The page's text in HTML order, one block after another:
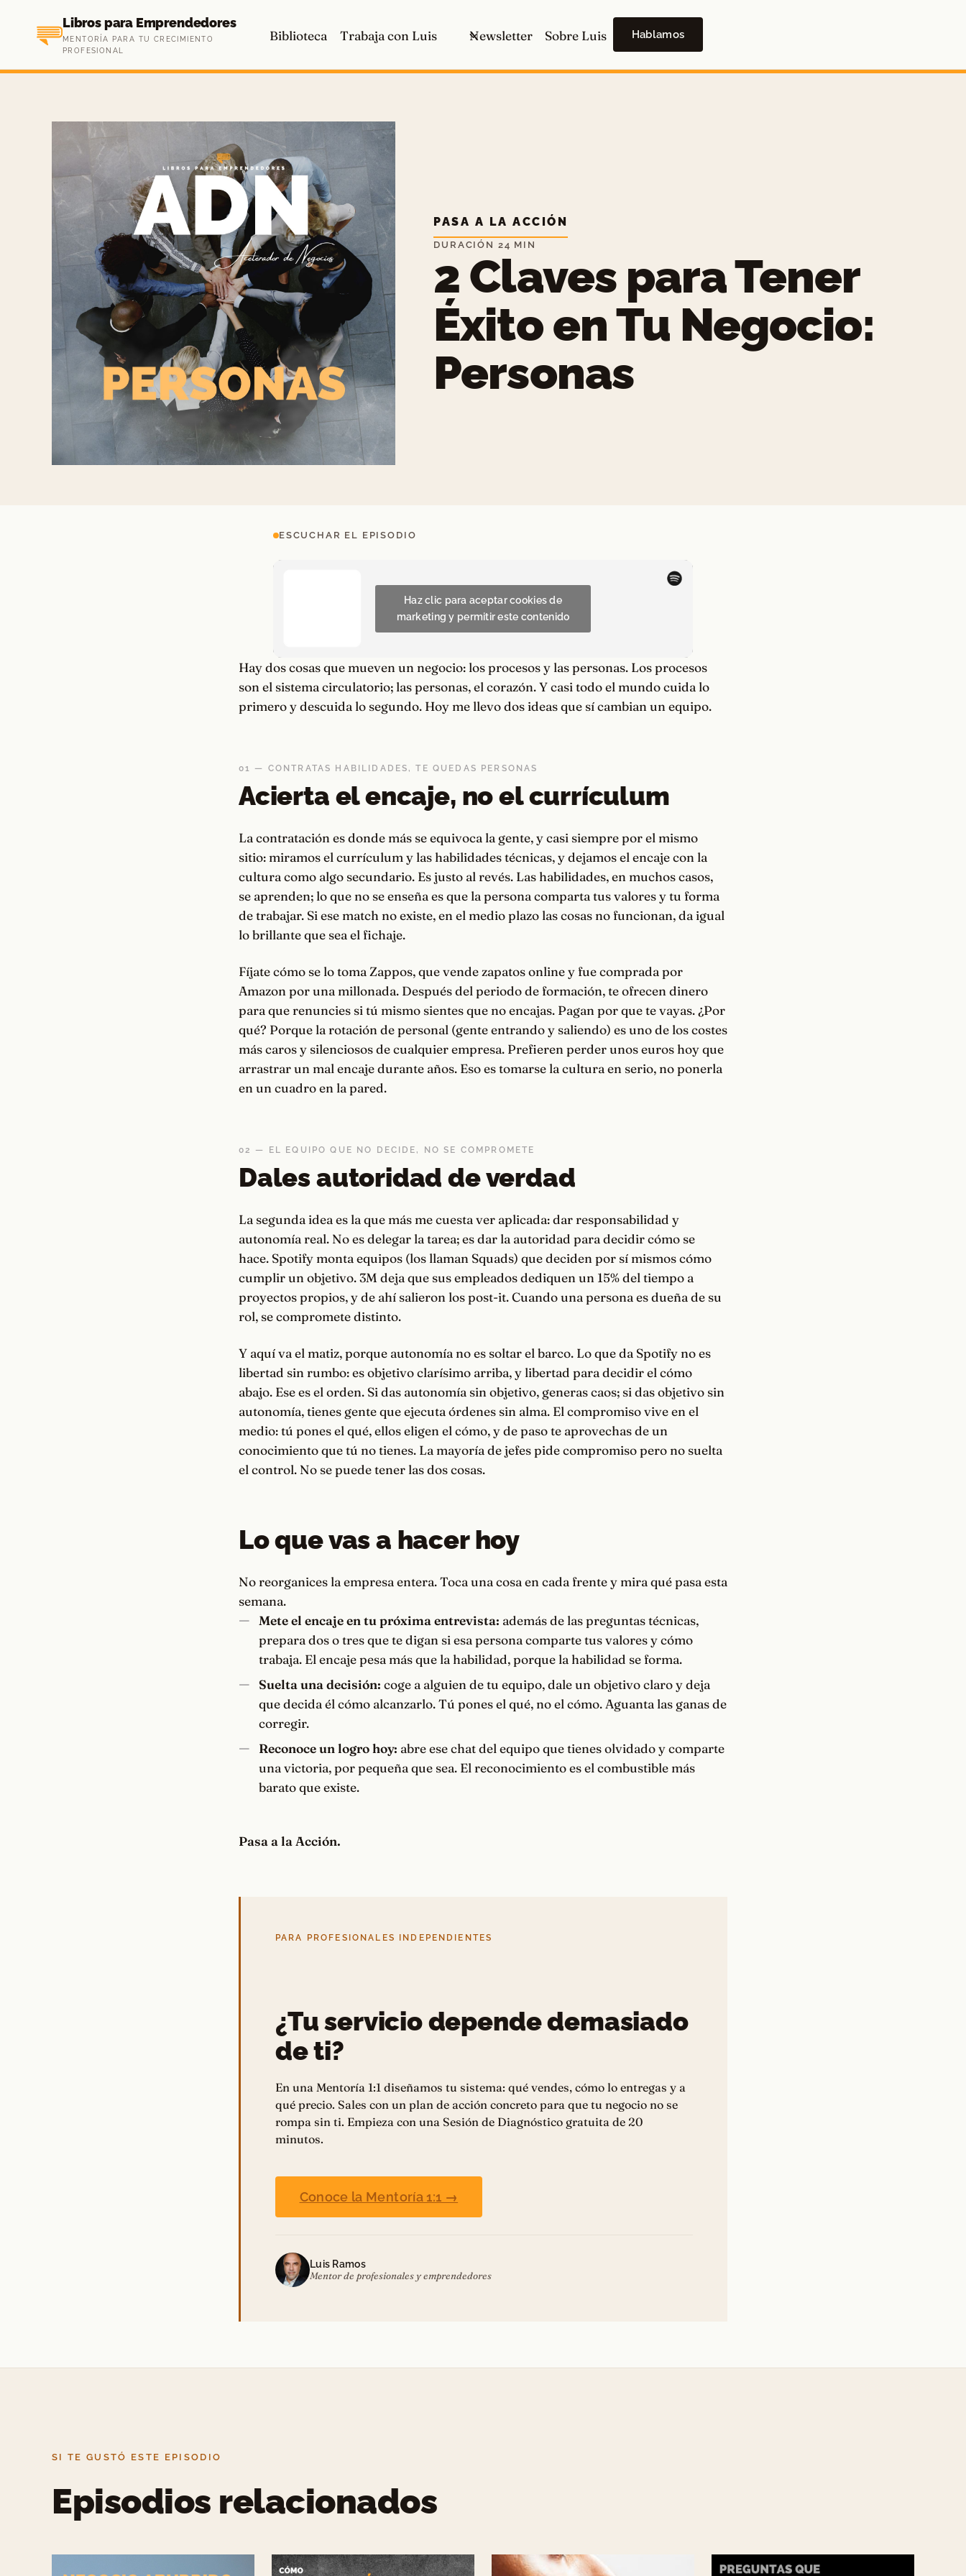
contenido
Libros para Emprendedores
MENTORÍA PARA TU CRECIMIENTO
PROFESIONAL
Biblioteca Trabaja con Luis Newsletter Sobre Luis Hablamos
PASA A LA ACCIÓN
DURACIÓN 24 MIN
2 Claves para Tener
Éxito en Tu Negocio:
Personas
ESCUCHAR EL EPISODIO
Haz clic para aceptar cookies de
marketing y permitir este contenido
Hay dos cosas que mueven un negocio: los procesos y las personas. Los procesos
son el sistema circulatorio; las personas, el corazón. Y casi todo el mundo cuida lo
primero y descuida lo segundo. Hoy me llevo dos ideas que sí cambian un equipo.
01 — CONTRATAS HABILIDADES, TE QUEDAS PERSONAS
Acierta el encaje, no el currículum
La contratación es donde más se equivoca la gente, y casi siempre por el mismo
sitio: miramos el currículum y las habilidades técnicas, y dejamos el encaje con la
cultura como algo secundario. Es justo al revés. Las habilidades, en muchos casos,
se aprenden; lo que no se enseña es que la persona comparta tus valores y tu forma
de trabajar. Si ese match no existe, en el medio plazo las cosas no funcionan, da igual
lo brillante que sea el fichaje.
Fíjate cómo se lo toma Zappos, que vende zapatos online y fue comprada por
Amazon por una millonada. Después del periodo de formación, te ofrecen dinero
para que renuncies si tú mismo sientes que no encajas. Pagan por que te vayas. ¿Por
qué? Porque la rotación de personal (gente entrando y saliendo) es uno de los costes
más caros y silenciosos de cualquier empresa. Prefieren perder unos euros hoy que
arrastrar un mal encaje durante años. Eso es tomarse la cultura en serio, no ponerla
en un cuadro en la pared.
02 — EL EQUIPO QUE NO DECIDE, NO SE COMPROMETE
Dales autoridad de verdad
La segunda idea es la que más me cuesta ver aplicada: dar responsabilidad y
autonomía real. No es delegar la tarea; es dar la autoridad para decidir cómo se
hace. Spotify monta equipos (los llaman Squads) que deciden por sí mismos cómo
cumplir un objetivo. 3M deja que sus empleados dediquen un 15% del tiempo a
proyectos propios, y de ahí salieron los post-it. Cuando una persona es dueña de su
rol, se compromete distinto.
Y aquí va el matiz, porque autonomía no es soltar el barco. Lo que da Spotify no es
libertad sin rumbo: es objetivo clarísimo arriba, y libertad para decidir el cómo
abajo. Ese es el orden. Si das autonomía sin objetivo, generas caos; si das objetivo sin
autonomía, tienes gente que ejecuta órdenes sin alma. El compromiso vive en el
medio: tú pones el qué, ellos eligen el cómo, y de paso te aprovechas de un
conocimiento que tú no tienes. La mayoría de jefes pide compromiso pero no suelta
el control. No se puede tener las dos cosas.
Lo que vas a hacer hoy
No reorganices la empresa entera. Toca una cosa en cada frente y mira qué pasa esta
semana.
Mete el encaje en tu próxima entrevista: además de las preguntas técnicas,
prepara dos o tres que te digan si esa persona comparte tus valores y cómo
trabaja. El encaje pesa más que la habilidad, porque la habilidad se forma.
Suelta una decisión: coge a alguien de tu equipo, dale un objetivo claro y deja
que decida él cómo alcanzarlo. Tú pones el qué, no el cómo. Aguanta las ganas de
corregir.
Reconoce un logro hoy: abre ese chat del equipo que tienes olvidado y comparte
una victoria, por pequeña que sea. El reconocimiento es el combustible más
barato que existe.
Pasa a la Acción.
PARA PROFESIONALES INDEPENDIENTES
¿Tu servicio depende demasiado
de ti?
En una Mentoría 1:1 diseñamos tu sistema: qué vendes, cómo lo entregas y a
qué precio. Sales con un plan de acción concreto para que tu negocio no se
rompa sin ti. Empieza con una Sesión de Diagnóstico gratuita de 20
minutos.
Conoce la Mentoría 1:1 →
Luis Ramos
Mentor de profesionales y emprendedores
SI TE GUSTÓ ESTE EPISODIO
Episodios relacionados